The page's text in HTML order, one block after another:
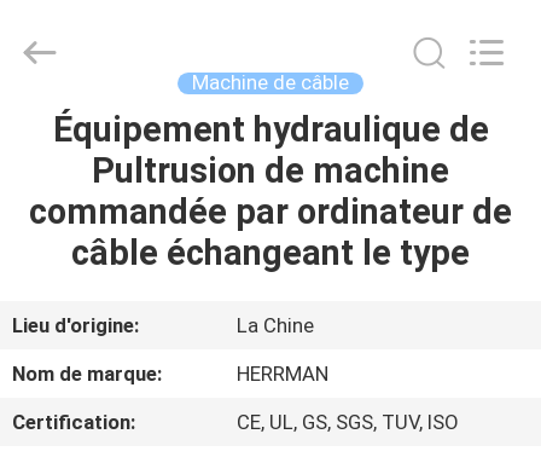
MAISON
PRODUITS
PROPOS
DE
NOUS
Rights
Machine de câble
Équipement hydraulique de
Pultrusion de machine
commandée par ordinateur de
câble échangeant le type
Lieu d'origine:
La Chine
Nom de marque:
HERRMAN
Certification:
CE, UL, GS, SGS, TUV, ISO